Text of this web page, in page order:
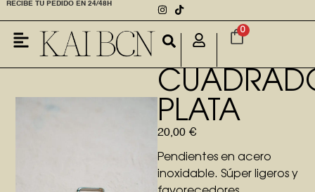
RECIBE TU PEDIDO EN 24/48H
0
PLATA
20,00 €
Pendientes en acero
inoxidable. Súper ligeros y